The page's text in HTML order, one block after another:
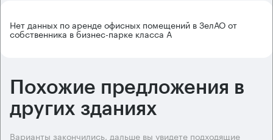
Нет данных по аренде офисных помещений в ЗелАО от
собственника в бизнес-парке класса А
Похожие предложения в
других зданиях
Варианты закончились, дальше вы увидете подходящие